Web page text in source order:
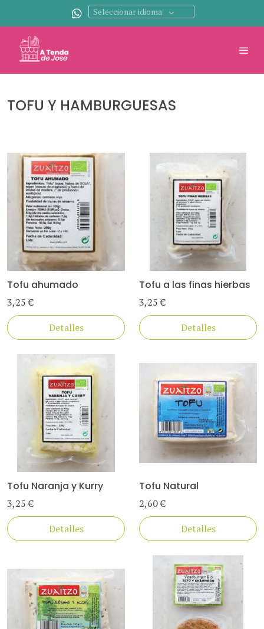
Seleccionar idioma
TOFU Y HAMBURGUESAS
Tofu ahumado
3,25 €
Detalles
Tofu a las finas hierbas
3,25 €
Detalles
Tofu Naranja y Kurry
3,25 €
Detalles
Tofu Natural
2,60 €
Detalles